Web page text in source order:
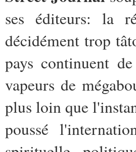
ses éditeurs: la
décidément trop
pays continuent
vapeurs de
plus loin que
poussé